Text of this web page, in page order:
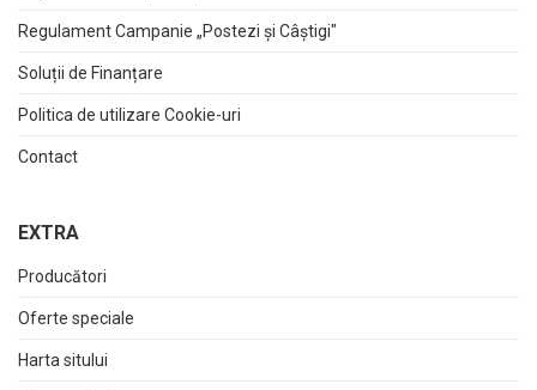
Regulament Campanie „Postezi și Câștigi"
Soluții de Finanțare
Politica de utilizare Cookie-uri
Contact
EXTRA
Producători
Oferte speciale
Harta sitului